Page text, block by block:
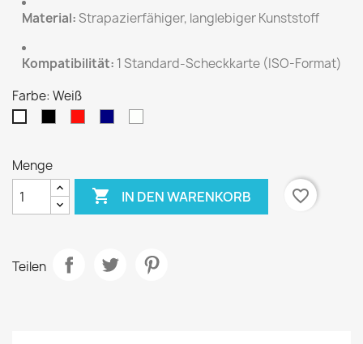
Material:Strapazierfähiger, langlebiger Kunststoff
Kompatibilität: 1 Standard-Scheckkarte (ISO-Format)
Farbe: Weiß
Menge
 IN DEN WARENKORB favorite_border
Teilen